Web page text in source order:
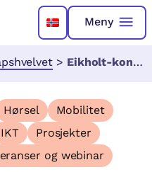
Meny
> Eikholt-konferansen 2023, Syn og hørsel for en aktiv hverdag.
Hørsel
Mobilitet
IKT
Prosjekter
og webinar